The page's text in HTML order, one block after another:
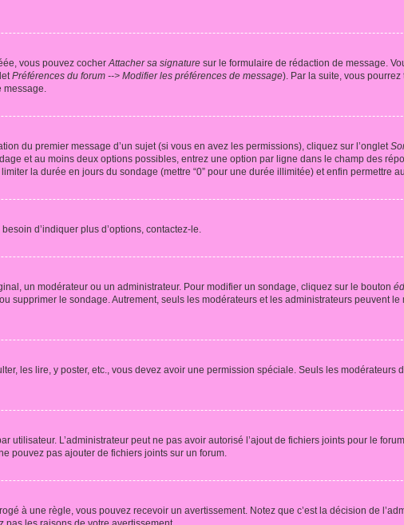
vous pouvez cocherAttacher sa signature sur le formulaire de rédaction de message.
Préférences du forum --> Modifier les préférences de message). Par la suite, vous
message.
du premier message d’un sujet (si vous en avez les permissions), cliquez sur l’onglet
et au moins deux options possibles, entrez une option par ligne dans le champ des
la durée en jours du sondage (mettre “0” pour une durée illimitée) et enfin permettre
d’indiquer plus d’options, contactez-le.
un modérateur ou un administrateur. Pour modifier un sondage, cliquez sur le bouton
supprimer le sondage. Autrement, seuls les modérateurs et les administrateurs peuvent
les lire, y poster, etc., vous devez avoir une permission spéciale. Seuls les
utilisateur. L’administrateur peut ne pas avoir autorisé l’ajout de fichiers joints pour le
pouvez pas ajouter de fichiers joints sur un forum.
à une règle, vous pouvez recevoir un avertissement. Notez que c’est la décision de